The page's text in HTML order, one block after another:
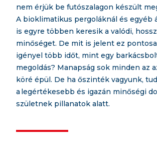
nem érjük be futószalagon készült
A bioklimatikus pergoláknál és egyéb
is egyre többen keresik a valódi,
minőséget. De mit is jelent ez
igényel több időt, mint egy
megoldás? Manapság sok minden az
köré épül. De ha őszinték vagyunk,
a legértékesebb és igazán minőségi
születnek pillanatok alatt.